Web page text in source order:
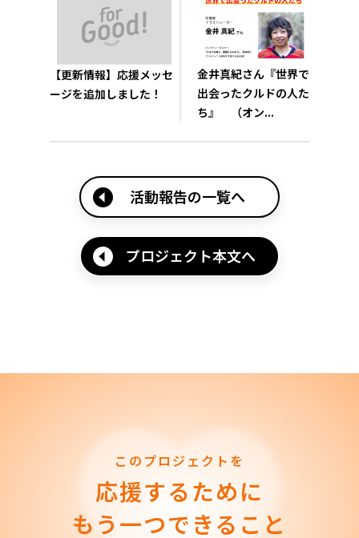
【更新情報】応援メッセ
ージを追加しました！
金井真紀さん『世界で
出会ったクルドの人た
ち』 （オン...
活動報告の一覧へ
プロジェクト本文へ
このプロジェクトを
応援するために
もう一つできること